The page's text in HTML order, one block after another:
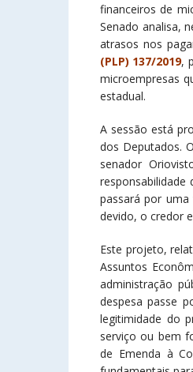
financeiros de
Senado analisa,
atrasos nos
(PLP) 137/2019,
microempresas
estadual.
A sessão está
dos Deputados.
senador
responsabilidade
passará por
devido, o credor
Este projeto,
Assuntos
administração
despesa passe
legitimidade do
serviço ou bem
de Emenda à